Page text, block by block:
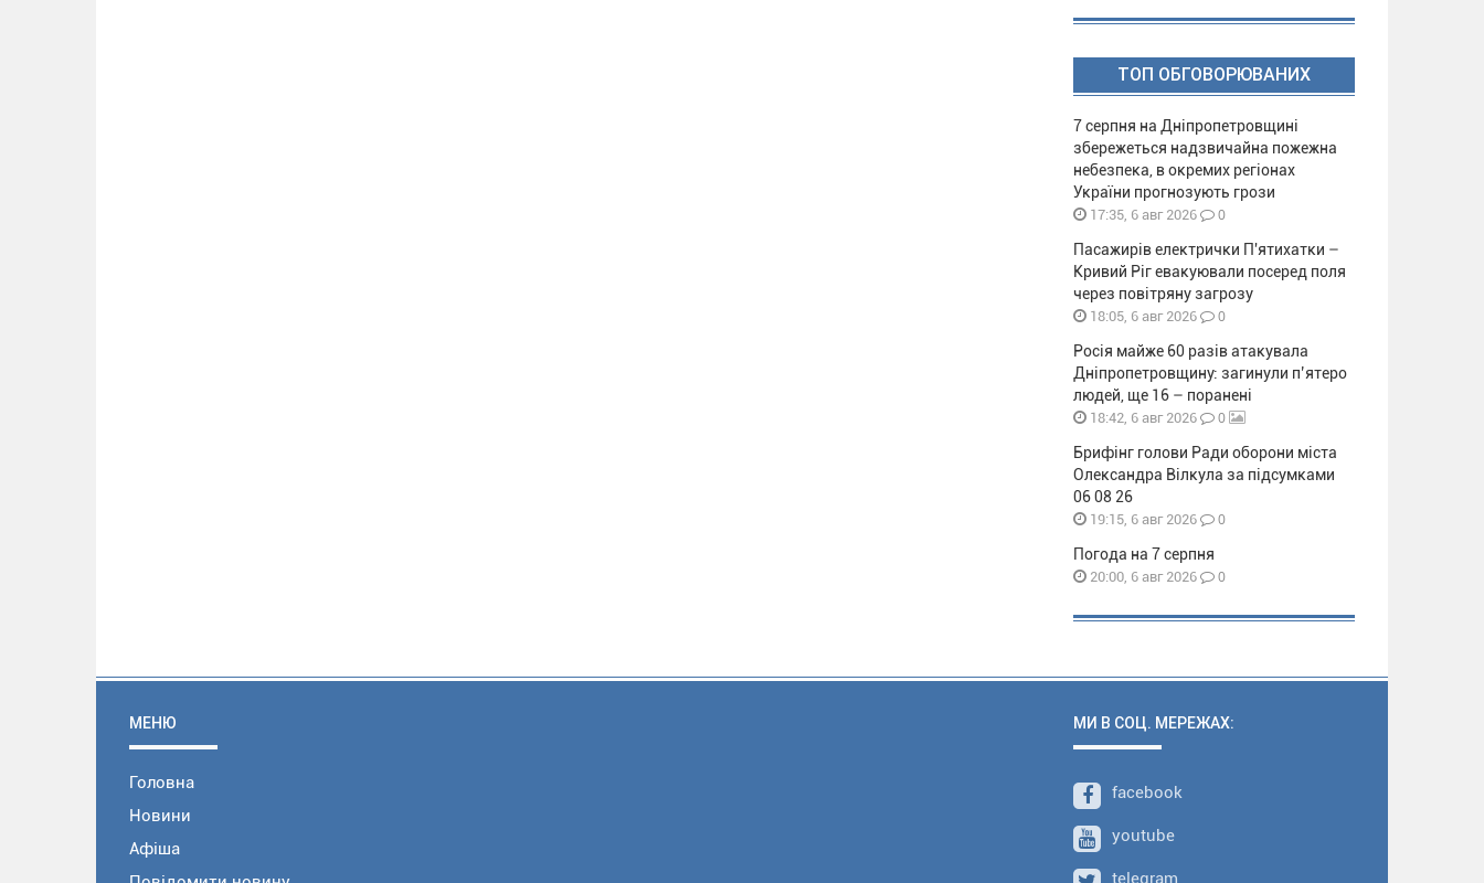
ТОП ОБГОВОРЮВАНИХ
7 серпня на Дніпропетровщині
збережеться надзвичайна пожежна
небезпека, в окремих регіонах
України прогнозують грози
17:35, 6 авг 2026 0
Пасажирів електрички П'ятихатки –
Кривий Ріг евакуювали посеред поля
через повітряну загрозу
18:05, 6 авг 2026 0
Росія майже 60 разів атакувала
Дніпропетровщину: загинули п’ятеро
людей, ще 16 – поранені
18:42, 6 авг 2026 0
Брифінг голови Ради оборони міста
Олександра Вілкула за підсумками
06 08 26
19:15, 6 авг 2026 0
Погода на 7 серпня
20:00, 6 авг 2026 0
МЕНЮ
Головна
Новини
Афіша
МИ В СОЦ. МЕРЕЖАХ:
facebook
youtube
telegram